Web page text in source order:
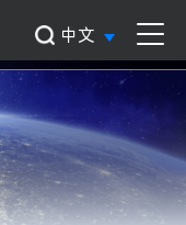
中文